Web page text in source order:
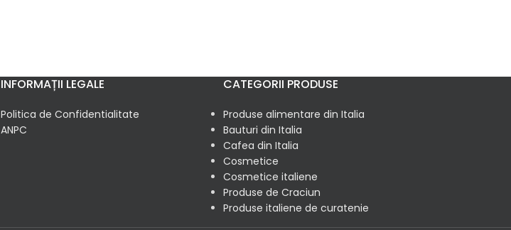
INFORMAȚII LEGALE
Politica de Confidentialitate
ANPC
CATEGORII PRODUSE
Produse alimentare din Italia
Bauturi din Italia
Cafea din Italia
Cosmetice
Cosmetice italiene
Produse de Craciun
Produse italiene de curatenie